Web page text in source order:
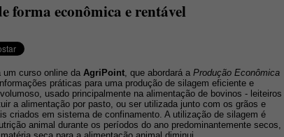
forma econômica e rentável
um curso online da AgriPoint, que abordará a Produção Econômica
práticas para uma produção de silagem eficiente e
usado principalmente na alimentação de bovinos - leiteiros
a alimentação por pasto, ou ser utilizada junto com os grãos e
criados em sistema de confinamento. A utilização de silagem é
animal durante os períodos do ano predominantemente secos,